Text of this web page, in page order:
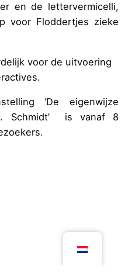
en de lettervermicelli,
voor Floddertjes zieke
voor de uitvoering
‘De eigenwijze
Schmidt’ is vanaf 8